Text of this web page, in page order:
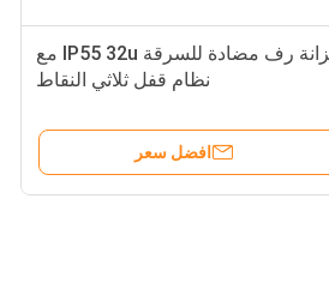
خزانة رف مضادة للسرقة IP55 32u مع
نظام قفل ثلاثي النقاط
افضل سعر